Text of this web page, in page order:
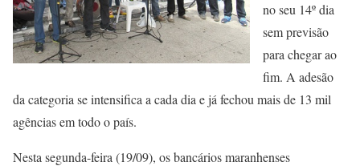
no seu 14º dia
sem previsão
para chegar ao
fim. A adesão
da categoria se intensifica a cada dia e já fechou mais de 13 mil
agências em todo o país.
Nesta segunda-feira (19/09), os bancários maranhenses